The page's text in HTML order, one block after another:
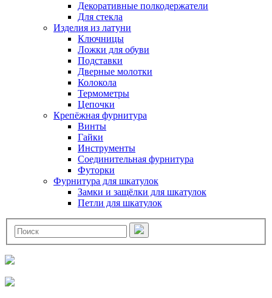
Декоративные полкодержатели
Для стекла
Изделия из латуни
Ключницы
Ложки для обуви
Подставки
Дверные молотки
Колокола
Термометры
Цепочки
Крепёжная фурнитура
Винты
Гайки
Инструменты
Соединительная фурнитура
Футорки
Фурнитура для шкатулок
Замки и защёлки для шкатулок
Петли для шкатулок